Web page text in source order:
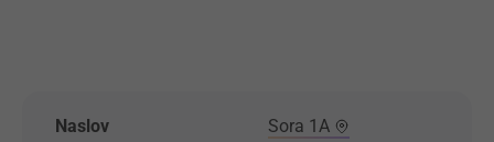
Naslov Sora 1A